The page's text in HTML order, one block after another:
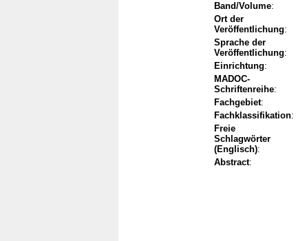
Band/Volume:
Ort der
Veröffentlichung:
Sprache der
Veröffentlichung:
Einrichtung:
MADOC-
Schriftenreihe:
Fachgebiet:
Fachklassifikation:
Freie
Schlagwörter
(Englisch):
Abstract: